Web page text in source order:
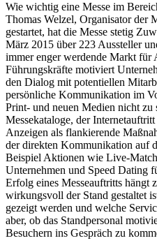
Wie wichtig eine Messe im
Thomas Welzel, Organisator der
gestartet, hat die Messe stetig
März 2015 über 223 Aussteller
immer enger werdende Markt für
Führungskräfte motiviert
den Dialog mit potentiellen
persönliche Kommunikation im
Print- und neuen Medien nicht
Messekataloge, der
Anzeigen als flankierende
der direkten Kommunikation auf
Beispiel Aktionen wie Live-
Unternehmen und Speed Dating
Erfolg eines Messeauftritts hängt
wirkungsvoll der Stand gestaltet
gezeigt werden und welche
aber, ob das Standpersonal
Besuchern ins Gespräch zu